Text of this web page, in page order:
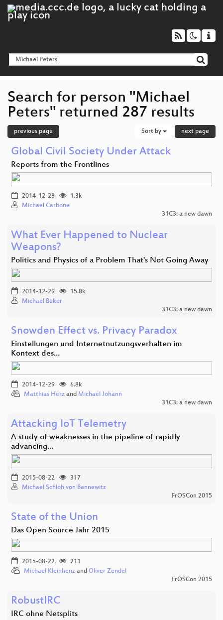
Search for person "Michael
Peters" returned 287 results
previous page Sort by next page
Global Civil Society Under Attack
Reports from the Frontlines
2014-12-28
1.3k
Michael Carbone
31C3: a new dawn
What Ever Happened to Nuclear
Weapons?
Politics and Physics of a Problem That's Not Going Away
2014-12-29
15.8k
Michael Büker
31C3: a new dawn
Snowden Effect vs. Privacy Paradox
Einstellungen und Internetnutzungsverhalten im
Kontext des…
2014-12-29
6.8k
Matthias Herz and Michael Johann
31C3: a new dawn
Attacking IoT Telemetry
A study of weaknesses in the pipeline of rapidly
advancing…
2015-08-22
317
Michael Schloh von Bennewitz
FrOSCon 2015
State of the Union
Das Open Source Jahr 2015
2015-08-22
211
Michael Kleinhenz and Oliver Zendel
FrOSCon 2015
RobustIRC
IRC ohne Netsplits